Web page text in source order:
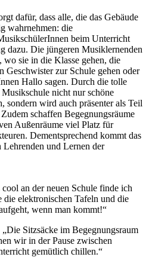
dafür, dass alle, die das Gebäude
wahrnehmen: die
beim Unterricht
dazu. Die jüngeren Musiklernenden
sie in die Klasse gehen, die
Geschwister zur Schule gehen oder
Hallo sagen. Durch die tolle
nicht nur schöne
sondern wird auch präsenter als Teil
schaffen Begegnungsräume
Außenräume viel Platz für
Dementsprechend kommt das
und Lernen der
an der neuen Schule finde ich
elektronischen Tafeln und die
wenn man kommt!“
Sitzsäcke im Begegnungsraum
wir in der Pause zwischen
gemütlich chillen.“